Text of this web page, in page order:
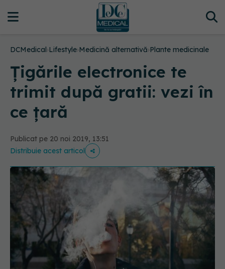
DCMedical›Lifestyle›Medicină alternativă›Plante medicinale
Țigările electronice te
trimit după gratii: vezi în
ce țară
Publicat pe 20 noi 2019, 13:51
Distribuie acest articol